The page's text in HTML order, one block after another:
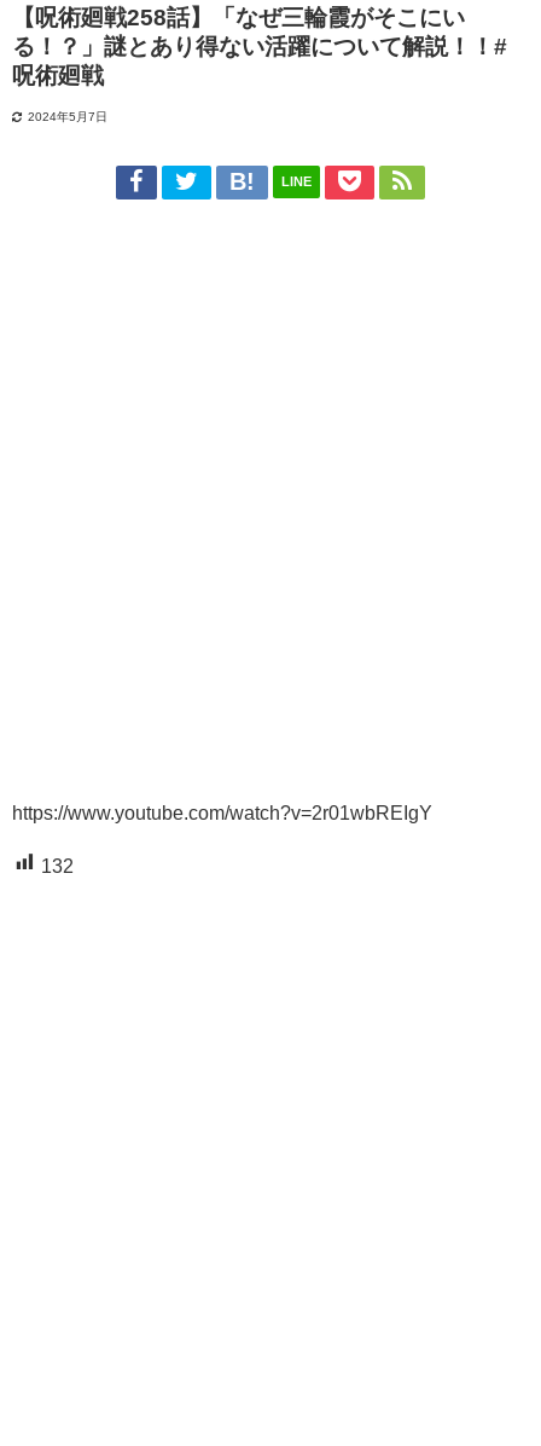
【呪術廻戦258話】「なぜ三輪霞がそこにい
る！？」謎とあり得ない活躍について解説！！#
呪術廻戦
2024年5月7日
LINE
https://www.youtube.com/watch?v=2r01wbREIgY
132